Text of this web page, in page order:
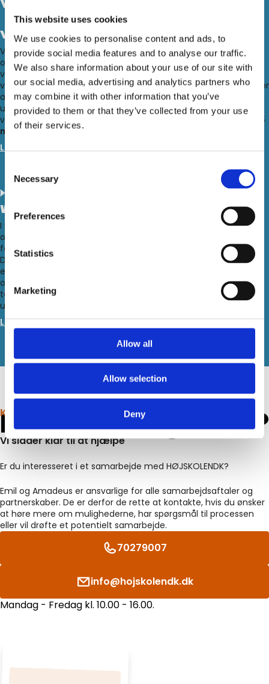
This website uses cookies
We use cookies to personalise content and ads, to
provide social media features and to analyse our traffic.
We also share information about your use of our site with
our social media, advertising and analytics partners who
may combine it with other information that you’ve
provided to them or that they’ve collected from your use
of their services.
Selection
Necessary
Preferences
Statistics
Marketing
Allow all
Allow selection
Deny
Verdens Skove
Vi har etableret et samarbejde med Verdens Skove, en
organisation, der arbejder for bevarelse og bæredygtig brug af
verdens skove – både de danske skove og regnskoven. Alle
vores elever har, før og efter deres højskoleophold, mulighed for
at købe en HØJSKOLENDK t-shirt, og alle penge derfra går
ubeskåret til køb og fredning af skovområder, rundt omkring i
verden. Vi er kun lige gået igang, og har allerede fredet
106.785
m2 regnskovi Nicaragua. Dét er vi stolte af.
Læs mere om Verdens Skove
World Animal Protection
I HØJSKOLENDK støtter vi Word Animal Protection – en
organisation, der arbejder på at stoppe dyremishandling, dyr i
fangenskab og handlen med vilde dyr.
Derfor udbyder, anbefaler eller opfordrer vi aldrig til aktiviteter
eller underholdning, hvor dyr i fangenskab er involveret. Vi
opfordrer derimod til at opleve dyrene i det fri – tag på safari,
tag et dykkercertifikat eller stå tidligt op og oplev dyrelivet
udfolde sig autentisk.
Læs mere om World Animal Protection
KONTAKT OS
Har du spørgsmål?
Vi sidder klar til at hjælpe
Er du interesseret i et samarbejde med HØJSKOLENDK?
Emil og Amadeus er ansvarlige for alle samarbejdsaftaler og
partnerskaber. De er derfor de rette at kontakte, hvis du ønsker
at høre mere om mulighederne, har spørgsmål til processen
eller vil drøfte et potentielt samarbejde.
70279007
info@hojskolendk.dk
Mandag - Fredag kl. 10.00 - 16.00.